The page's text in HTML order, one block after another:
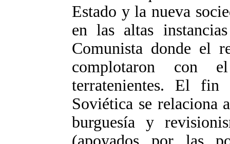
Estado y la nueva
en las altas
Comunista donde el
complotaron con
terratenientes. El
Soviética se
burguesía y